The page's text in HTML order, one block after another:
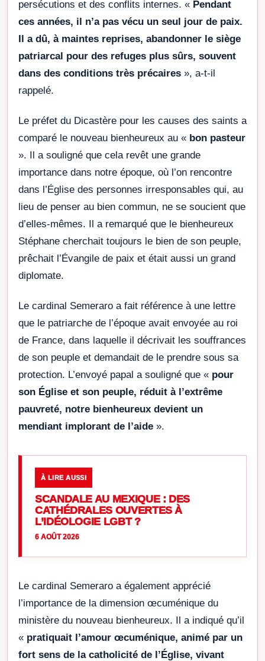
persécutions et des conflits internes. « Pendant
ces années, il n’a pas vécu un seul jour de paix.
Il a dû, à maintes reprises, abandonner le siège
patriarcal pour des refuges plus sûrs, souvent
dans des conditions très précaires », a-t-il
rappelé.
Le préfet du Dicastère pour les causes des saints a
comparé le nouveau bienheureux au « bon pasteur
». Il a souligné que cela revêt une grande
importance dans notre époque, où l’on rencontre
dans l’Église des personnes irresponsables qui, au
lieu de penser au bien commun, ne se soucient que
d’elles-mêmes. Il a remarqué que le bienheureux
Stéphane cherchait toujours le bien de son peuple,
prêchait l’Évangile de paix et était aussi un grand
diplomate.
Le cardinal Semeraro a fait référence à une lettre
que le patriarche de l’époque avait envoyée au roi
de France, dans laquelle il décrivait les souffrances
de son peuple et demandait de le prendre sous sa
protection. L’envoyé papal a souligné que « pour
son Église et son peuple, réduit à l’extrême
pauvreté, notre bienheureux devient un
mendiant implorant de l’aide ».
À LIRE AUSSI
SCANDALE AU MEXIQUE : DES
CATHÉDRALES OUVERTES À
L’IDÉOLOGIE LGBT ?
6 AOÛT 2026
Le cardinal Semeraro a également apprécié
l’importance de la dimension œcuménique du
ministère du nouveau bienheureux. Il a indiqué qu’il
« pratiquait l’amour œcuménique, animé par un
fort sens de la catholicité de l’Église, vivant